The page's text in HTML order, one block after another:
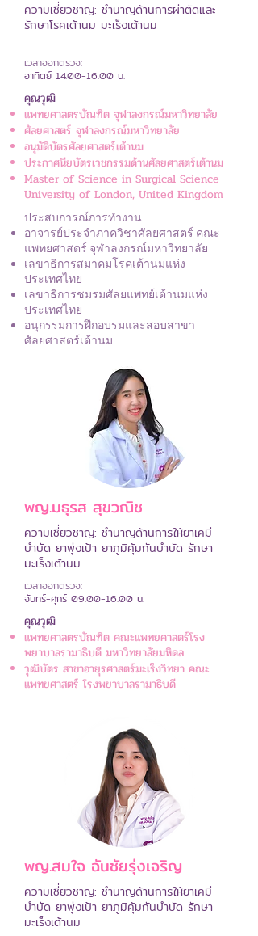
ความเชี่ยวชาญ: ชำนาญด้านการผ่าตัดและ
รักษาโรคเต้านม มะเร็งเต้านม
เวลาออกตรวจ:
อาทิตย์ 14.00-16.00 น.
คุณวุฒิ
แพทยศาสตรบัณฑิต จุฬาลงกรณ์มหาวิทยาลัย
ศัลยศาสตร์ จุฬาลงกรณ์มหาวิทยาลัย
อนุมัติบัตรศัลยศาสตร์เต้านม
ประกาศนียบัตรเวชกรรมด้านศัลยศาสตร์เต้านม
​Master of Science in Surgical Science
University of London, United Kingdom
ประสบการณ์การทำงาน
อาจารย์ประจำภาควิชาศัลยศาสตร์ คณะ
แพทยศาสตร์ จุฬาลงกรณ์มหาวิทยาลัย
เลขาธิการสมาคมโรคเต้านมแห่ง
ประเทศไทย
เลขาธิการชมรมศัลยแพทย์เต้านมแห่ง
ประเทศไทย
อนุกรรมการฝึกอบรมและสอบสาขา
ศัลยศาสตร์เต้านม
พญ.มธุรส สุขวณิช
ความเชี่ยวชาญ: ชำนาญด้านการให้ยาเคมี
บำบัด ยาพุ่งเป้า ยาภูมิคุ้มกันบำบัด รักษา
มะเร็งเต้านม
เวลาออกตรวจ:
จันทร์-ศุกร์ 09.00-16.00 น.
คุณวุฒิ
แพทยศาสตรบัณฑิต คณะแพทยศาสตร์โรง
พยาบาลรามาธิบดี มหาวิทยาลัยมหิดล
วุฒิบัตร สาขาอายุรศาสตร์มะเร็งวิทยา คณะ
แพทยศาสตร์ โรงพยาบาลรามาธิบดี
พญ.สมใจ ฉันชัยรุ่งเจริญ
ความเชี่ยวชาญ: ชำนาญด้านการให้ยาเคมี
บำบัด ยาพุ่งเป้า ยาภูมิคุ้มกันบำบัด รักษา
มะเร็งเต้านม